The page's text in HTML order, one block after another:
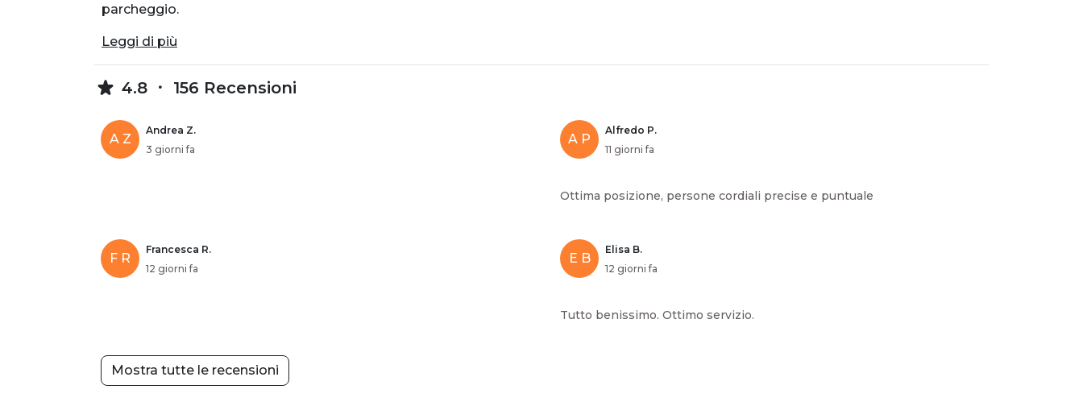
parcheggio.
Leggi di più
4.8 156 Recensioni
A Z
Andrea Z.
3 giorni fa
A P
Alfredo P.
11 giorni fa
Ottima posizione, persone cordiali precise e puntuale
F R
Francesca R.
12 giorni fa
E B
Elisa B.
12 giorni fa
Tutto benissimo. Ottimo servizio.
Mostra tutte le recensioni